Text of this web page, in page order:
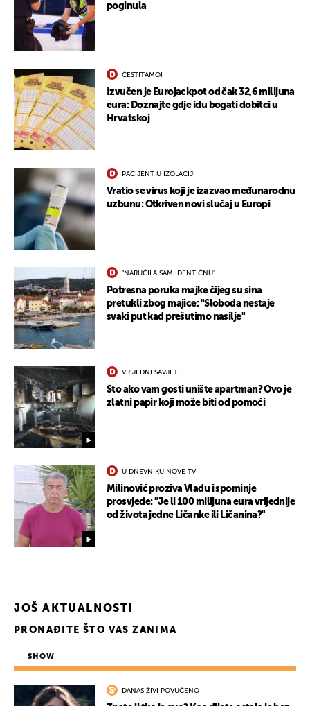
poginula
ČESTITAMO!
Izvučen je Eurojackpot od čak 32,6 milijuna
eura: Doznajte gdje idu bogati dobitci u
Hrvatskoj
PACIJENT U IZOLACIJI
Vratio se virus koji je izazvao međunarodnu
uzbunu: Otkriven novi slučaj u Europi
"NARUČILA SAM IDENTIČNU"
Potresna poruka majke čijeg su sina
pretukli zbog majice: "Sloboda nestaje
svaki put kad prešutimo nasilje"
VRIJEDNI SAVJETI
Što ako vam gosti unište apartman? Ovo je
zlatni papir koji može biti od pomoći
U DNEVNIKU NOVE TV
Milinović proziva Vladu i spominje
prosvjede: "Je li 100 milijuna eura vrijednije
od života jedne Ličanke ili Ličanina?"
JOŠ AKTUALNOSTI
PRONAĐITE ŠTO VAS ZANIMA
SHOW
DANAS ŽIVI POVUČENO
UKLJUČITE NOTIFIKACIJE